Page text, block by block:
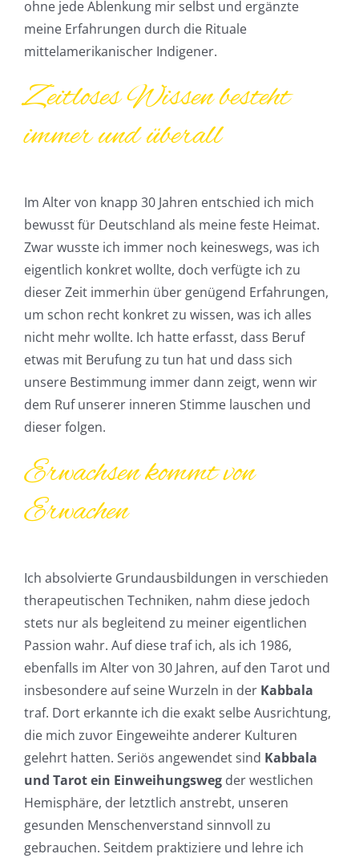
ohne jede Ablenkung mir selbst und ergänzte
meine Erfahrungen durch die Rituale
mittelamerikanischer Indigener.
Zeitloses Wissen besteht
immer und überall
Im Alter von knapp 30 Jahren entschied ich mich
bewusst für Deutschland als meine feste Heimat.
Zwar wusste ich immer noch keineswegs, was ich
eigentlich konkret wollte, doch verfügte ich zu
dieser Zeit immerhin über genügend Erfahrungen,
um schon recht konkret zu wissen, was ich alles
nicht mehr wollte. Ich hatte erfasst, dass Beruf
etwas mit Berufung zu tun hat und dass sich
unsere Bestimmung immer dann zeigt, wenn wir
dem Ruf unserer inneren Stimme lauschen und
dieser folgen.
Erwachsen kommt von
Erwachen
Ich absolvierte Grundausbildungen in verschieden
therapeutischen Techniken, nahm diese jedoch
stets nur als begleitend zu meiner eigentlichen
Passion wahr. Auf diese traf ich, als ich 1986,
ebenfalls im Alter von 30 Jahren, auf den Tarot und
insbesondere auf seine Wurzeln in der Kabbala
traf. Dort erkannte ich die exakt selbe Ausrichtung,
die mich zuvor Eingeweihte anderer Kulturen
gelehrt hatten. Seriös angewendet sind Kabbala
und Tarot ein Einweihungswegder westlichen
Hemisphäre, der letztlich anstrebt, unseren
gesunden Menschenverstand sinnvoll zu
gebrauchen. Seitdem praktiziere und lehre ich